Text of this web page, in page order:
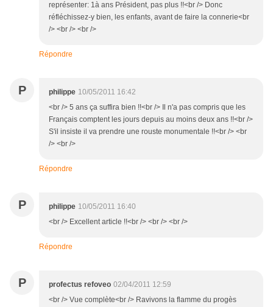
représenter: 1à ans Président, pas plus !!<br /> Donc
réfléchissez-y bien, les enfants, avant de faire la connerie<br
/> <br /> <br />
Répondre
P philippe 10/05/2011 16:42
<br /> 5 ans ça suffira bien !!<br /> Il n'a pas compris que les
Français comptent les jours depuis au moins deux ans !!<br />
S'il insiste il va prendre une rouste monumentale !!<br /> <br
/> <br />
Répondre
P philippe 10/05/2011 16:40
<br /> Excellent article !!<br /> <br /> <br />
Répondre
P profectus refoveo 02/04/2011 12:59
<br /> Vue complète<br /> Ravivons la flamme du progès